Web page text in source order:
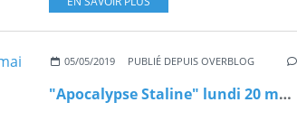
05/05/2019 PUBLIÉ DEPUIS OVERBLOG
"Apocalypse Staline" lundi 20 mai à partir de 21h00 sur France 4